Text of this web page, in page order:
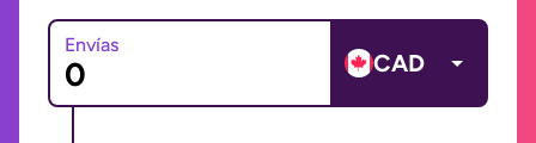
Envías
CAD